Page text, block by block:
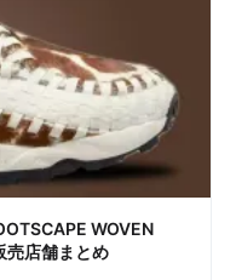
WOVEN
店舗まとめ